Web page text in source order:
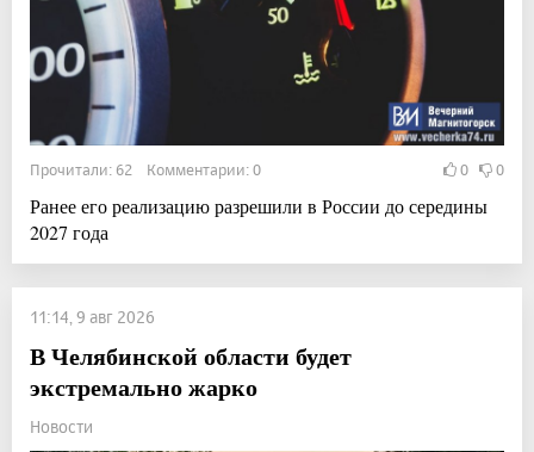
Прочитали: 62 Комментарии: 0 0 0
Ранее его реализацию разрешили в России до середины
2027 года
11:14, 9 авг 2026
В Челябинской области будет
экстремально жарко
Новости